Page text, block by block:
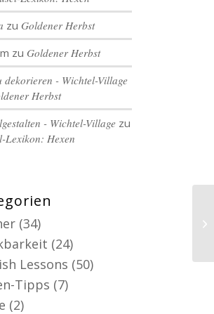
zuGoldener Herbst
zuGoldener Herbst
dekorieren - Wichtel-Village
Herbst
- Wichtel-Village zu
Lexikon: Hexen
(34)
(24)
Lessons (50)
Tipps (7)
(2)